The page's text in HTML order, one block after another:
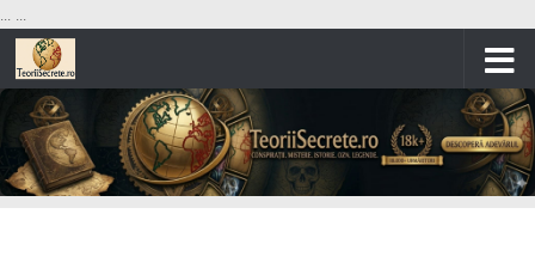
... ...
Skip to content